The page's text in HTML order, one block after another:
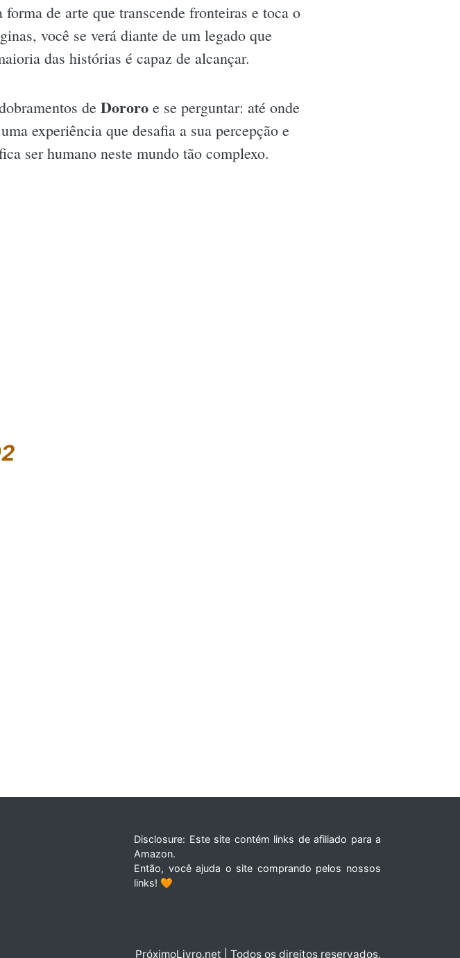
de arte que transcende fronteiras e toca o
você se verá diante de um legado que
das histórias é capaz de alcançar.
de Dororo e se perguntar: até onde
experiência que desafia a sua percepção e
ser humano neste mundo tão complexo.
Disclosure: Este site contém links de afiliado para a
Amazon.
Então, você ajuda o site comprando pelos nossos
links! 🧡
PróximoLivro.net | Todos os direitos reservados.